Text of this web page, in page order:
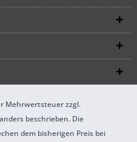
Mehrwertsteuer zzgl.
beschrieben. Die
dem bisherigen Preis bei